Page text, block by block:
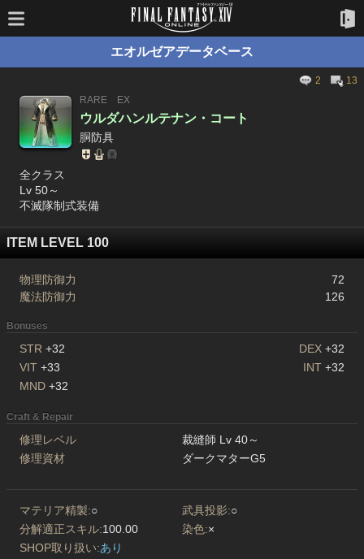
エオルゼアデータベース
2
13
RARE
EX
ウルダハンルテナン・コート
胴防具
全クラス
Lv 50～
不滅隊制式装備
ITEM LEVEL 100
物理防御力
72
魔法防御力
126
Bonuses
STR +32 DEX +32
VIT +33 INT +32
MND +32
Craft & Repair
修理レベル
裁縫師 Lv 40～
修理資材
ダークマターG5
マテリア精製:○ 武具投影:○
分解適正スキル:100.00 染色:×
SHOP取り扱い:あり